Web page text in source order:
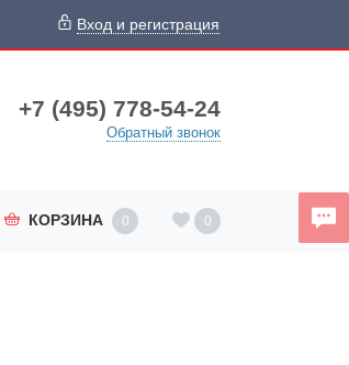
Вход и регистрация
+7 (495) 778-54-24
Обратный звонок
КОРЗИНА 0 0